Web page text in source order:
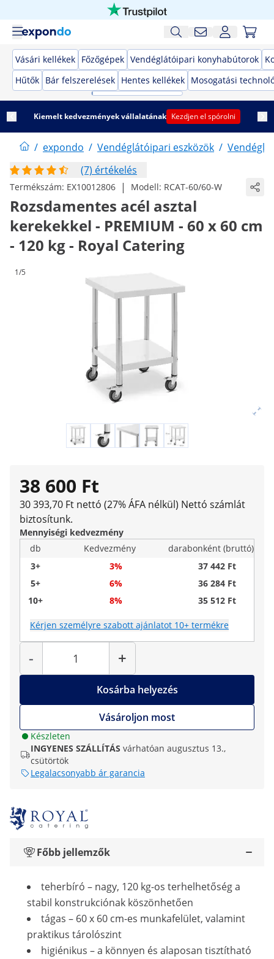
Vásári kellékek Főzőgépek Vendéglátóipari konyhabútorok
Hűtők Bár felszerelések Hentes kellékek Mosogatási
Kiemelt kedvezmények vállalatának Kezdjen el spórolni
/ expondo / Vendéglátóipari eszközök /
(7) értékelés
Termékszám: EX10012806 | Modell: RCAT-60/60-W
Rozsdamentes acél asztal
kerekekkel - PREMIUM - 60 x 60 cm
- 120 kg - Royal Catering
1/5
38 600 Ft
30 393,70 Ft nettó (27% ÁFA nélkül) Nettó számlát
biztosítunk.
Mennyiségi kedvezmény
db
Kedvezmény
darabonként (bruttó)
3+
3%
37 442 Ft
5+
6%
36 284 Ft
10+
8% 35 512 Ft
Kérjen személyre szabott ajánlatot 10+ termékre
-
Mennyiség
+
Kosárba helyezés
Vásároljon most
Készleten
INGYENES SZÁLLÍTÁS várhatóan augusztus 13.,
csütörtök
Legalacsonyabb ár garancia
Főbb jellemzők
teherbíró – nagy, 120 kg-os terhelhetőség a
stabil konstrukciónak köszönhetően
tágas – 60 x 60 cm-es munkafelület, valamint
praktikus tárolószint
higiénikus – a könnyen és alaposan tisztítható